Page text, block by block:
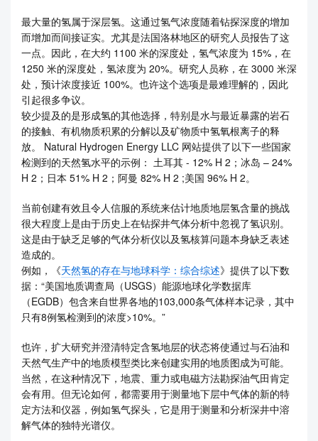
最大量的氢属于深层氢。这通过氢气浓度随着钻探深度的增加
而增加而间接证实。尤其是法国洛林地区的研究人员报告了这
一点。因此，在大约 1100 米的深度处，氢气浓度为 15%，在
1250 米的深度处，氢浓度为 20%。研究人员称，在 3000 米深
处，预计浓度接近 100%。也许这个选项是最难理解的，因此
引起很多争议。
较少提及的是形成氢的其他选择，特别是水与最近暴露的岩石
的接触、有机物质积累的分解以及矿物质中氢氧根离子的释
放。 Natural Hydrogen Energy LLC 网站提供了以下一些国家
检测到的天然氢水平的示例： 土耳其 - 12% H 2；冰岛 – 24%
H 2；日本 51% H 2；阿曼 82% H 2 ;美国 96% H 2。
当前创建有效且令人信服的系统来估计地质地层氢含量的挑战
很大程度上是由于历史上在钻探井气体分析中忽视了氢识别。
这是由于缺乏足够的气体分析仪以及氢核算问题本身缺乏表述
造成的。
例如，《天然氢的存在与地球科学：综合综述》提供了以下数
据：“美国地质调查局（USGS）能源地球化学数据库
（EGDB）包含来自世界各地的103,000条气体样本记录，其中
只有8例氢检测到的浓度>10%。”
也许，扩大研究并澄清特定含氢地层的状态将使通过与石油和
天然气生产中的地质模型类比来创建实用的地质图成为可能。
当然，在这种情况下，地震、重力或电磁方法勘探油气田肯定
会有用。但无论如何，都需要用于测量地下层中气体的新的特
定方法和仪器，例如氢气探头，它是用于测量和分析深井中溶
解气体的独特光谱仪。